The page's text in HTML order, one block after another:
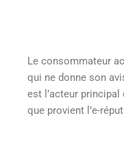
Le consommateur
qui ne donne son
est l’acteur principal
que provient l’e-